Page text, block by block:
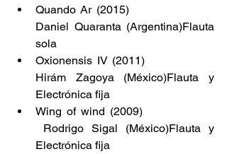
Quando Ar (2015)
Daniel Quaranta (Argentina)Flauta
sola
Oxionensis IV (2011)
Hirám Zagoya (México)Flauta y
Electrónica fija
Wing of wind (2009)
Rodrigo Sigal (México)Flauta y
Electrónica fija